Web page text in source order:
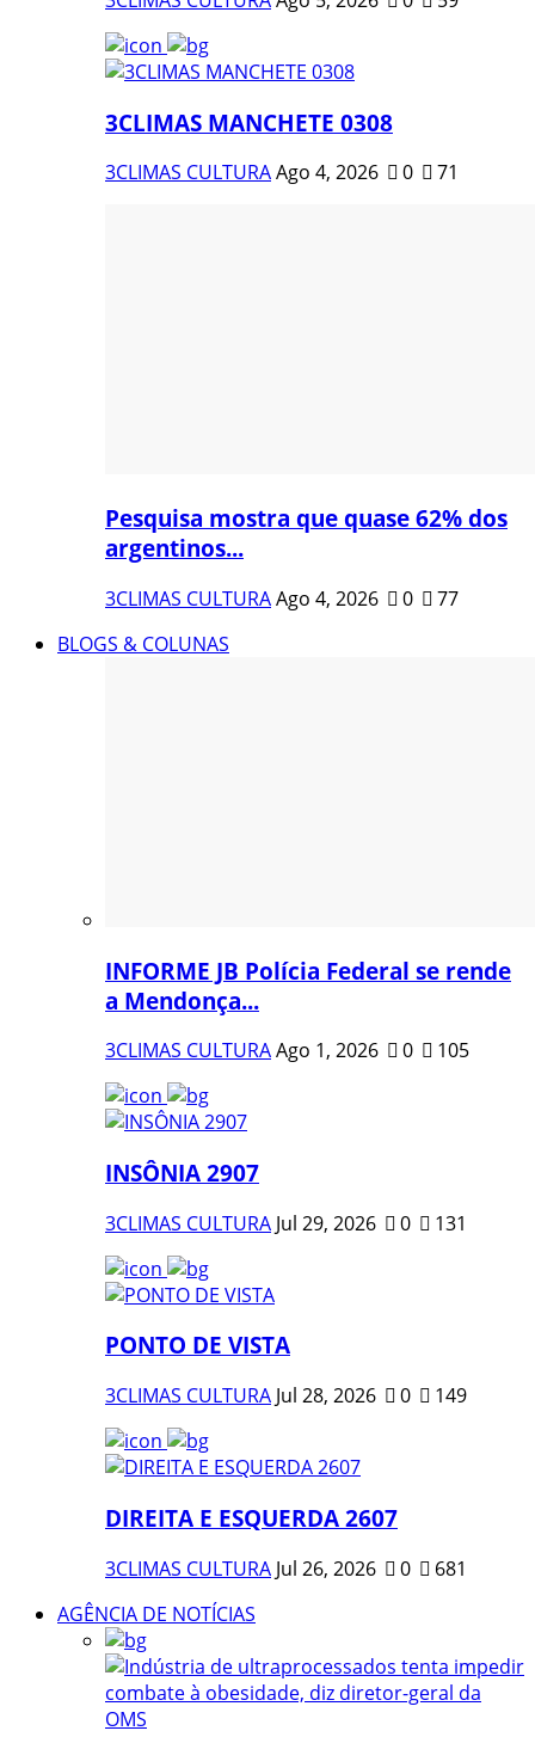
3CLIMAS MANCHETE 0308
3CLIMAS CULTURAAgo 4, 2026 0 71
Pesquisa mostra que quase 62% dos
argentinos...
3CLIMAS CULTURAAgo 4, 2026 0
77
BLOGS & COLUNAS
INFORME JB Polícia Federal se rende
a Mendonça...
3CLIMAS CULTURAAgo 1, 2026 0 105
INSÔNIA 2907
3CLIMAS CULTURA Jul 29, 2026 0 131
PONTO DE VISTA
3CLIMAS CULTURA Jul 28, 2026 0 149
DIREITA E ESQUERDA 2607
3CLIMAS CULTURA Jul 26, 2026 0
681
AGÊNCIA DE NOTÍCIAS